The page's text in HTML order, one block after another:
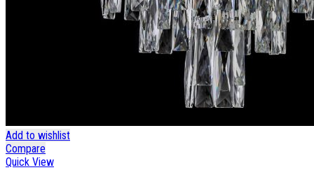
Add to wishlist
Compare
Quick View